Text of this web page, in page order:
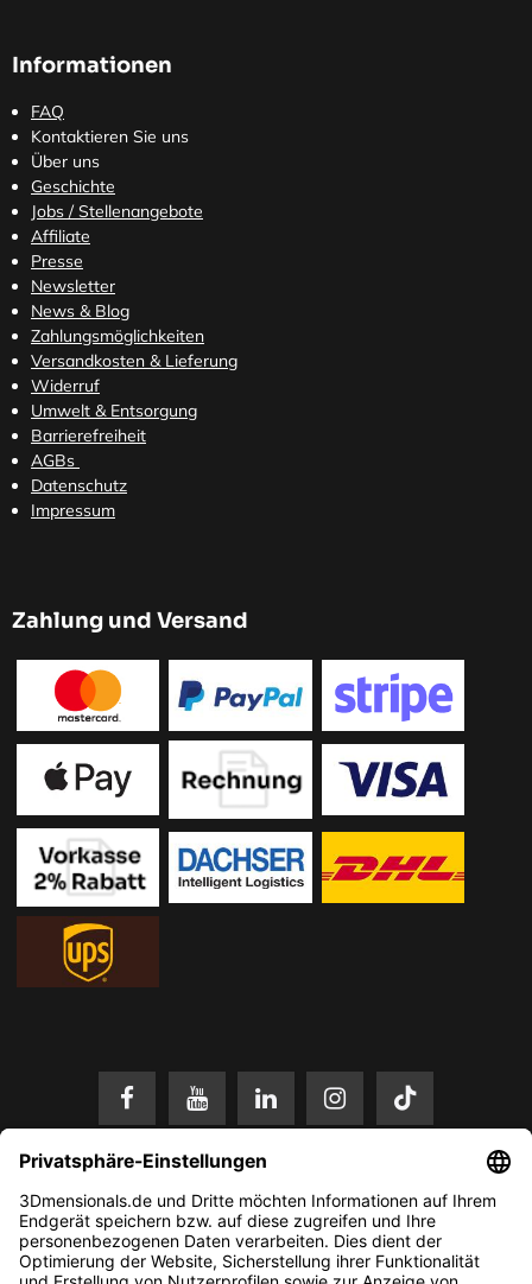
Informationen
FAQ
Kontaktieren Sie uns
Über uns
Geschichte
Jobs / Stellenangebote
Affiliate
Presse
Newsletter
News & Blog
Zahlungsmöglichkeiten
Versandkosten & Lieferung
Widerruf
Umwelt & Entsorgung
Barrierefreiheit
AGBs
Datenschutz
Impressum
Zahlung und Versand
* Alle Preise in EUR inkl. gesetzl. Mehrwertsteuer zzgl. Versandkosten.
Änderungen und Irrtümer vorbehalten. Nur solange der Vorrat reicht.
© 2026 3Dmensionals / PONTIALIS GmbH & Co. KG - All Rights Reserved.​